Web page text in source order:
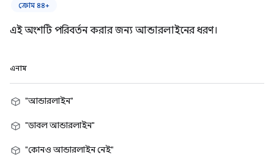
ক্রোম ৪৪+
এই অংশটি পরিবর্তন করার জন্য আন্ডারলাইনের ধরণ।
এনাম
"আন্ডারলাইন"
"ডাবল আন্ডারলাইন"
"কোনও আন্ডারলাইন নেই"